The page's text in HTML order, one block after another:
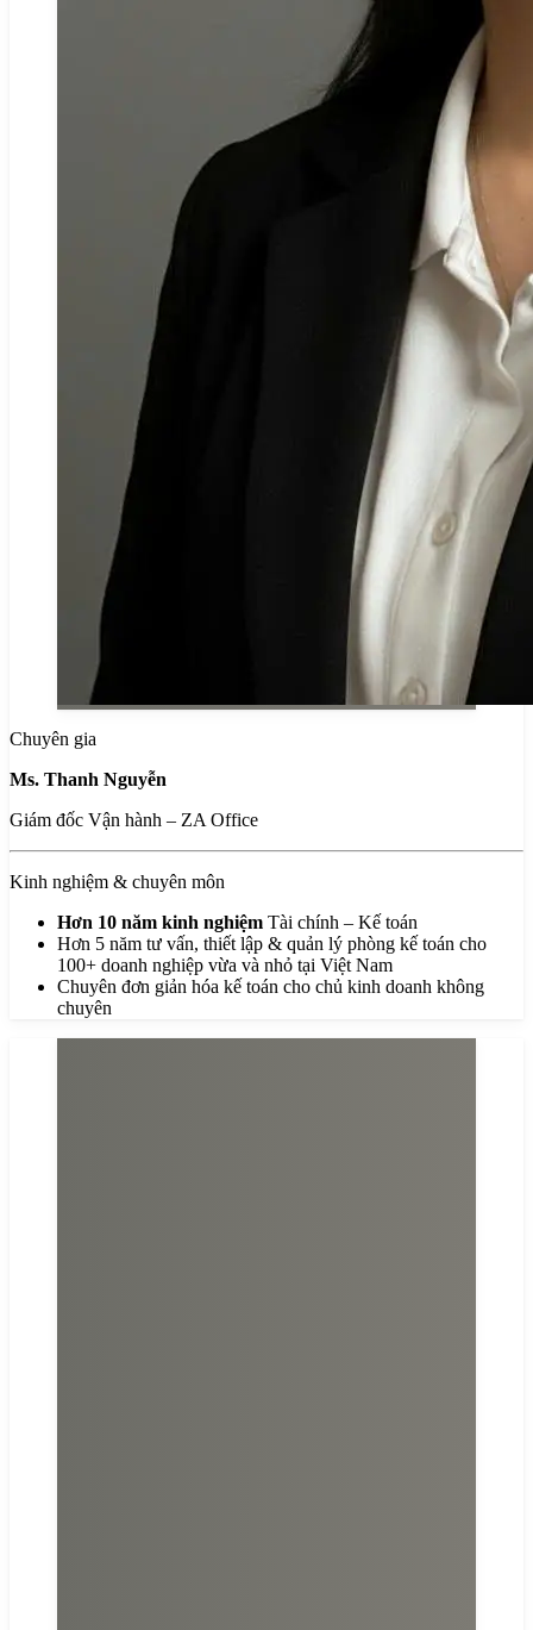
Chuyên gia
Ms. Thanh Nguyễn
Giám đốc Vận hành – ZA Office
Kinh nghiệm & chuyên môn
Hơn 10 năm kinh nghiệm Tài chính – Kế toán
Hơn 5 năm tư vấn, thiết lập & quản lý phòng kế toán cho
100+ doanh nghiệp vừa và nhỏ tại Việt Nam
Chuyên đơn giản hóa kế toán cho chủ kinh doanh không
chuyên